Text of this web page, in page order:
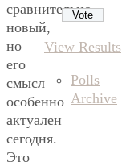
сравнительно
новый,
но
его
смысл
особенно
актуален
сегодня.
Это
View Results
Polls
Archive